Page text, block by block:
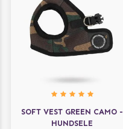
SOFT VEST GREEN CAMO -
HUNDSELE